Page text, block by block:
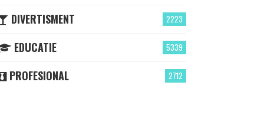
2223
DIVERTISMENT
5339
EDUCATIE
2712
PROFESIONAL